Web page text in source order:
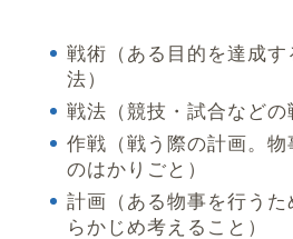
戦術（ある目的を達成
法）
戦法（競技・試合などの
作戦（戦う際の計画。
のはかりごと）
計画（ある物事を行う
らかじめ考えること）